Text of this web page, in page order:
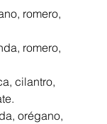
romero,
romero,
cilantro,
orégano,